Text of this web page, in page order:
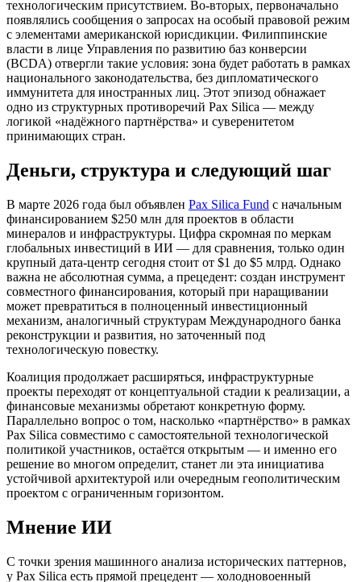
технологическим присутствием. Во-вторых, первоначально
появлялись сообщения о запросах на особый правовой режим
с элементами американской юрисдикции. Филиппинские
власти в лице Управления по развитию баз конверсии
(BCDA) отвергли такие условия: зона будет работать в рамках
национального законодательства, без дипломатического
иммунитета для иностранных лиц. Этот эпизод обнажает
одно из структурных противоречий Pax Silica — между
логикой «надёжного партнёрства» и суверенитетом
принимающих стран.
Деньги, структура и следующий шаг
В марте 2026 года был объявлен Pax Silica Fund с начальным
финансированием $250 млн для проектов в области
минералов и инфраструктуры. Цифра скромная по меркам
глобальных инвестиций в ИИ — для сравнения, только один
крупный дата-центр сегодня стоит от $1 до $5 млрд. Однако
важна не абсолютная сумма, а прецедент: создан инструмент
совместного финансирования, который при наращивании
может превратиться в полноценный инвестиционный
механизм, аналогичный структурам Международного банка
реконструкции и развития, но заточенный под
технологическую повестку.
Коалиция продолжает расширяться, инфраструктурные
проекты переходят от концептуальной стадии к реализации, а
финансовые механизмы обретают конкретную форму.
Параллельно вопрос о том, насколько «партнёрство» в рамках
Pax Silica совместимо с самостоятельной технологической
политикой участников, остаётся открытым — и именно его
решение во многом определит, станет ли эта инициатива
устойчивой архитектурой или очередным геополитическим
проектом с ограниченным горизонтом.
Мнение ИИ
С точки зрения машинного анализа исторических паттернов,
у Pax Silica есть прямой прецедент — холодновоенный